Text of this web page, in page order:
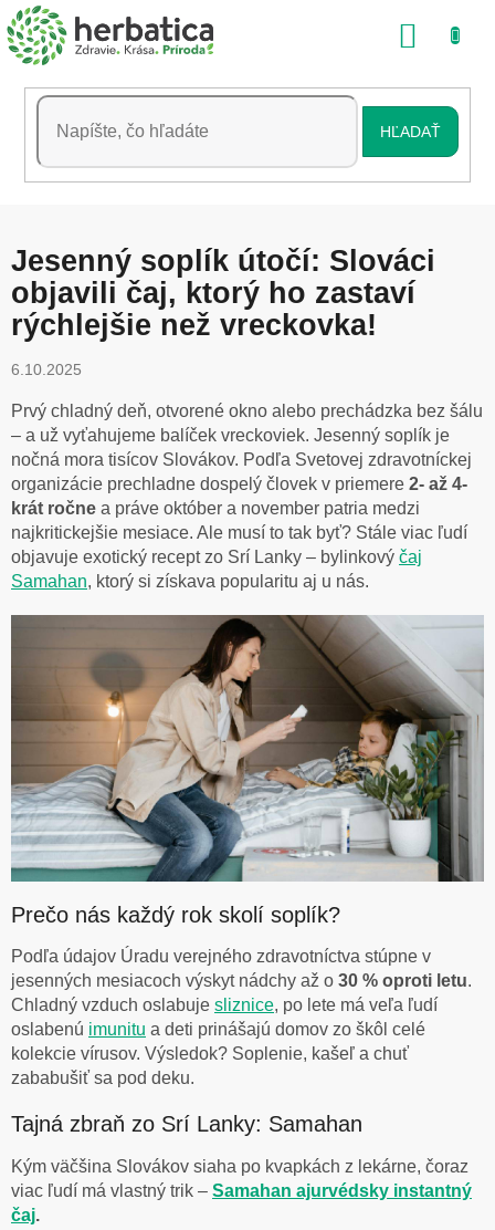
Prejsť
na
obsah
HĽADAŤ
Jesenný soplík útočí: Slováci
objavili čaj, ktorý ho zastaví
rýchlejšie než vreckovka!
6.10.2025
Prvý chladný deň, otvorené okno alebo prechádzka bez šálu
– a už vyťahujeme balíček vreckoviek. Jesenný soplík je
nočná mora tisícov Slovákov. Podľa Svetovej zdravotníckej
organizácie prechladne dospelý človek v priemere 2- až 4-
krát ročne a práve október a november patria medzi
najkritickejšie mesiace. Ale musí to tak byť? Stále viac ľudí
objavuje exotický recept zo Srí Lanky – bylinkový čaj
Samahan, ktorý si získava popularitu aj u nás.
Prečo nás každý rok skolí soplík?
Podľa údajov Úradu verejného zdravotníctva stúpne v
jesenných mesiacoch výskyt nádchy až o 30 % oproti letu.
Chladný vzduch oslabuje sliznice, po lete má veľa ľudí
oslabenú imunitu a deti prinášajú domov zo škôl celé
kolekcie vírusov. Výsledok? Soplenie, kašeľ a chuť
zababušiť sa pod deku.
Tajná zbraň zo Srí Lanky: Samahan
Kým väčšina Slovákov siaha po kvapkách z lekárne, čoraz
viac ľudí má vlastný trik – Samahan ajurvédsky instantný
čaj.